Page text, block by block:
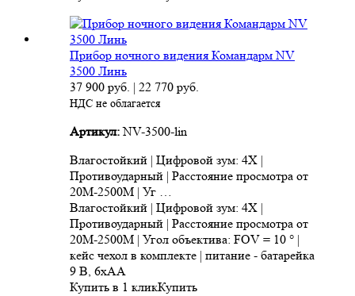
Прибор ночного видения Командарм NV
3500 Линь
37 900 руб. | 22 770 руб.
НДС не облагается
Артикул:NV-3500-lin
Влагостойкий | Цифровой зум: 4X |
Противоударный | Расстояние просмотра от
20M-2500M | Уг …
Влагостойкий | Цифровой зум: 4X |
Противоударный | Расстояние просмотра от
20M-2500M | Угол объектива: FOV = 10 ° |
кейс чехол в комплекте | питание - батарейка
9 В, 6xAA
Купить в 1 кликКупить